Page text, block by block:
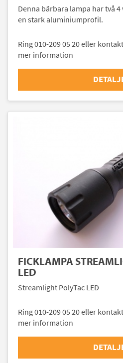
Denna bärbara lampa har två
en stark aluminiumprofil.
Ring 010-209 05 20 eller
mer information
FICKLAMPA
LED
Streamlight PolyTac LED
Ring 010-209 05 20 eller
mer information